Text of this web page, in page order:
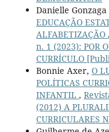
Danielle
EDUCAÇÃO
ALFABETIZAÇÃO ,
n. 1 (2023): POR
CURRÍCULO
Bonnie Axer, O
POLÍTICAS
INFANTIL ,
(2012) A
CURRICULARES